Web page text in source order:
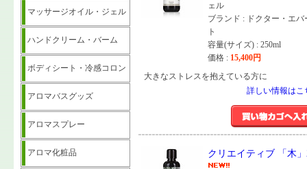
マッサージオイル・ジェル
ハンドクリーム・バーム
ボディシート・冷感コロン
アロマバスグッズ
アロマスプレー
アロマ化粧品
ェル
ブランド : ドクター・エバ
ト
容量(サイズ) : 250ml
価格 : 15,400円
大きなストレスを抱えている方に
詳しい情報はこ
クリエイティブ 「木